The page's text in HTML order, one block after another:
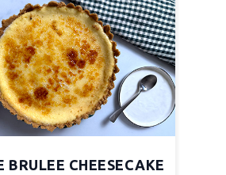
BRULEE CHEESECAKE